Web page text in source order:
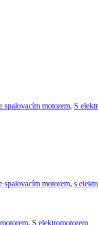
spalovacím motorem, S
spalovacím motorem, s
, S elektromotorem